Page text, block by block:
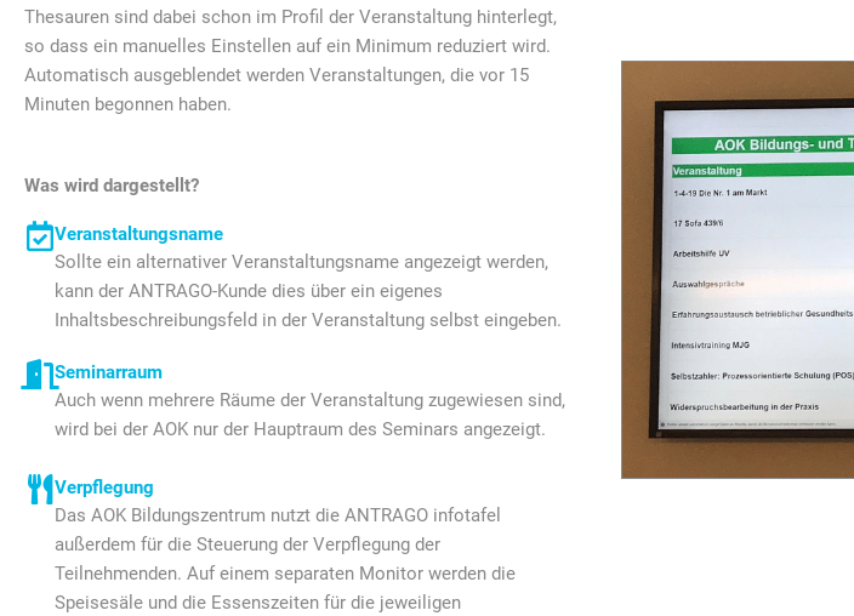
Thesauren sind dabei schon im Profil der Veranstaltung hinterlegt,
so dass ein manuelles Einstellen auf ein Minimum reduziert wird.
Automatisch ausgeblendet werden Veranstaltungen, die vor 15
Minuten begonnen haben.
Was wird dargestellt?
Veranstaltungsname
Sollte ein alternativer Veranstaltungsname angezeigt werden,
kann der ANTRAGO-Kunde dies über ein eigenes
Inhaltsbeschreibungsfeld in der Veranstaltung selbst eingeben.
Seminarraum
Auch wenn mehrere Räume der Veranstaltung zugewiesen sind,
wird bei der AOK nur der Hauptraum des Seminars angezeigt.
Verpflegung
Das AOK Bildungszentrum nutzt die ANTRAGO infotafel
außerdem für die Steuerung der Verpflegung der
Teilnehmenden. Auf einem separaten Monitor werden die
Speisesäle und die Essenszeiten für die jeweiligen